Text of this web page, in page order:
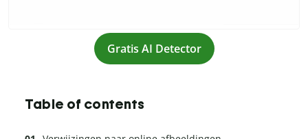
Gratis AI Detector
Table of contents